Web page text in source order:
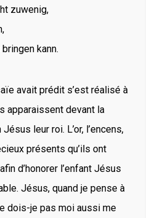
zuwenig,
kann.
avait prédit s’est réalisé à
apparaissent devant la
leur roi. L’or, l’encens,
présents qu’ils ont
d’honorer l’enfant Jésus
Jésus, quand je pense à
dois-je pas moi aussi me